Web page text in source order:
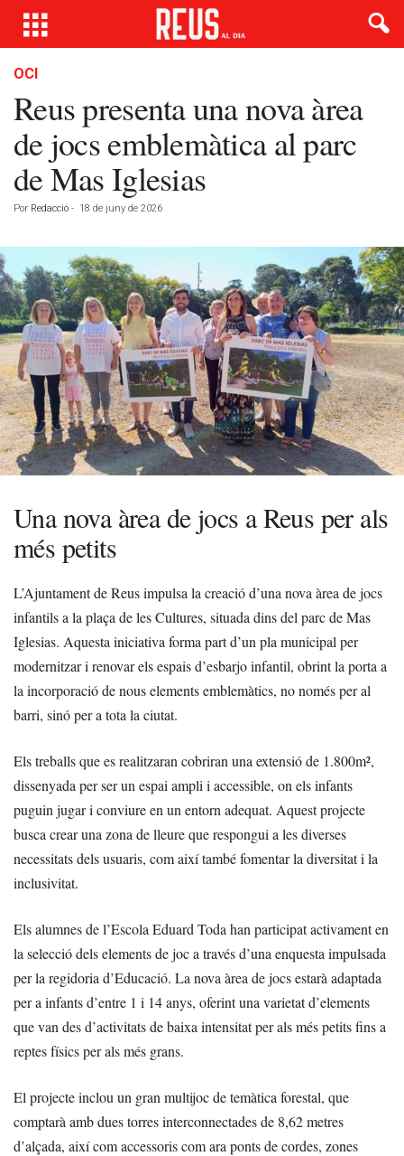
OCI
Reus presenta una nova àrea
de jocs emblemàtica al parc
de Mas Iglesias
Por Redacció - 18 de juny de 2026
Una nova àrea de jocs a Reus per als
més petits
L’Ajuntament de Reus impulsa la creació d’una nova àrea de jocs
infantils a la plaça de les Cultures, situada dins del parc de Mas
Iglesias. Aquesta iniciativa forma part d’un pla municipal per
modernitzar i renovar els espais d’esbarjo infantil, obrint la porta a
la incorporació de nous elements emblemàtics, no només per al
barri, sinó per a tota la ciutat.
Els treballs que es realitzaran cobriran una extensió de 1.800m²,
dissenyada per ser un espai ampli i accessible, on els infants
puguin jugar i conviure en un entorn adequat. Aquest projecte
busca crear una zona de lleure que respongui a les diverses
necessitats dels usuaris, com així també fomentar la diversitat i la
inclusivitat.
Els alumnes de l’Escola Eduard Toda han participat activament en
la selecció dels elements de joc a través d’una enquesta impulsada
per la regidoria d’Educació. La nova àrea de jocs estarà adaptada
per a infants d’entre 1 i 14 anys, oferint una varietat d’elements
que van des d’activitats de baixa intensitat per als més petits fins a
reptes físics per als més grans.
El projecte inclou un gran multijoc de temàtica forestal, que
comptarà amb dues torres interconnectades de 8,62 metres
d’alçada, així com accessoris com ara ponts de cordes, zones